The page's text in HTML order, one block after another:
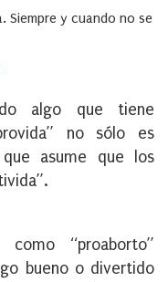
y cuando no se
algo que tiene
no sólo es
asume que los
“proaborto”
bueno o divertido